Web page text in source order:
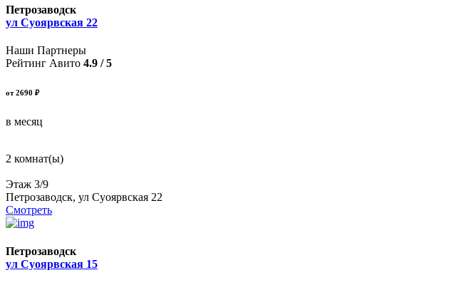
Петрозаводск
ул Суоярвская 22
Наши Партнеры
Рейтинг Авито 4.9 / 5
от 2690 ₽
в месяц
2 комнат(ы)
Этаж 3/9
Петрозаводск, ул Суоярвская 22
Смотреть
Петрозаводск
ул Суоярвская 15